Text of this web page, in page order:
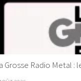
Grosse Radio Metal :